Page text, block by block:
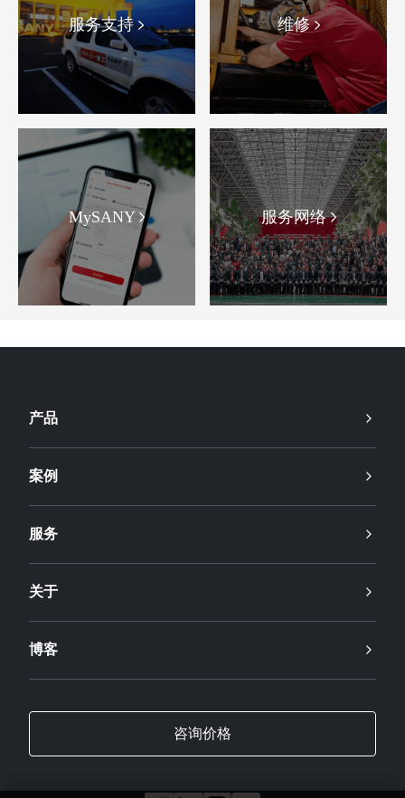
服务支持 维修
MySANY 服务网络
产品
案例
服务
关于
博客
咨询价格